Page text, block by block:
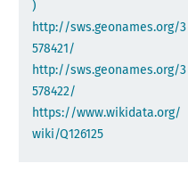
)
http://sws.geonames.org/3
578421/
http://sws.geonames.org/3
578422/
https://www.wikidata.org/
wiki/Q126125